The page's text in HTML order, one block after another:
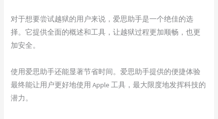
对于想要尝试越狱的用户来说，爱思助手是一个绝佳的选
择。它提供全面的概述和工具，让越狱过程更加顺畅，也更
加安全。
使用爱思助手还能显著节省时间。爱思助手提供的便捷体验
最终能让用户更好地使用 Apple 工具，最大限度地发挥科技的
潜力。